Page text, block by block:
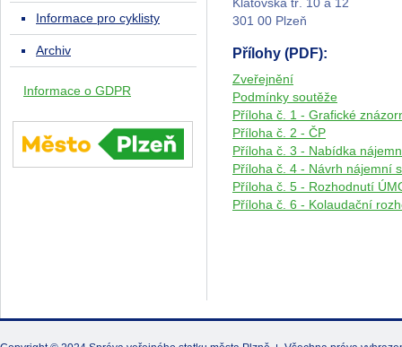
Klatovská tř. 10 a 12
301 00 Plzeň
Přílohy (PDF):
Zveřejnění
Podmínky soutěže
Příloha č. 1 - Grafické
Příloha č. 2 - ČP
Příloha č. 3 - Nabídka
Příloha č. 4 - Návrh nájemní
Příloha č. 5 - Rozhodnutí
Příloha č. 6 - Kolaudační
Informace pro cyklisty
Archiv
Informace o GDPR